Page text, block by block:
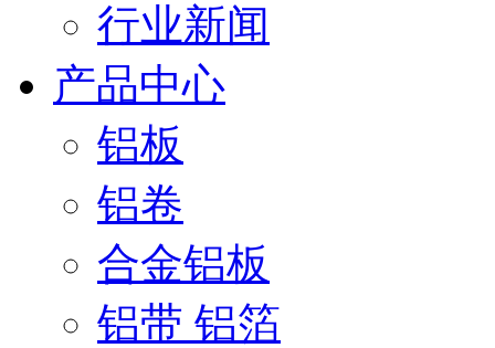
行业新闻
产品中心
铝板
铝卷
合金铝板
铝带 铝箔